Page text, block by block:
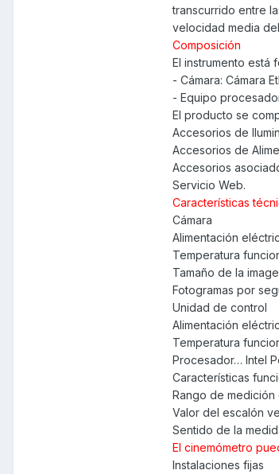
transcurrido entre
velocidad media
Composición
El instrumento está
- Cámara: Cámara
- Equipo
El producto se
Accesorios de
Accesorios de
Accesorios
Servicio Web.
Características
Cámara
Alimentación
Temperatura
Tamaño de la
Fotogramas por
Unidad de control
Alimentación
Temperatura
Procesador… Intel
Características
Rango de
Valor del escalón
Sentido de la
El cinemómetro
Instalaciones fijas